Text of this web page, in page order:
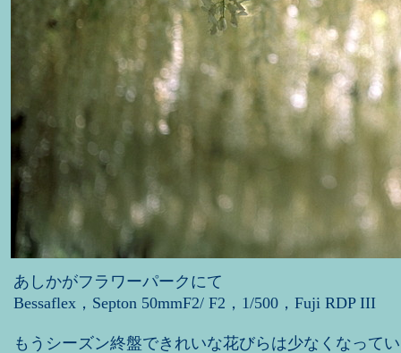
あしかがフラワーパークにて
Bessaflex，Septon 50mmF2/ F2，1/500，Fuji RDP III
もうシーズン終盤できれいな花びらは少なくなって